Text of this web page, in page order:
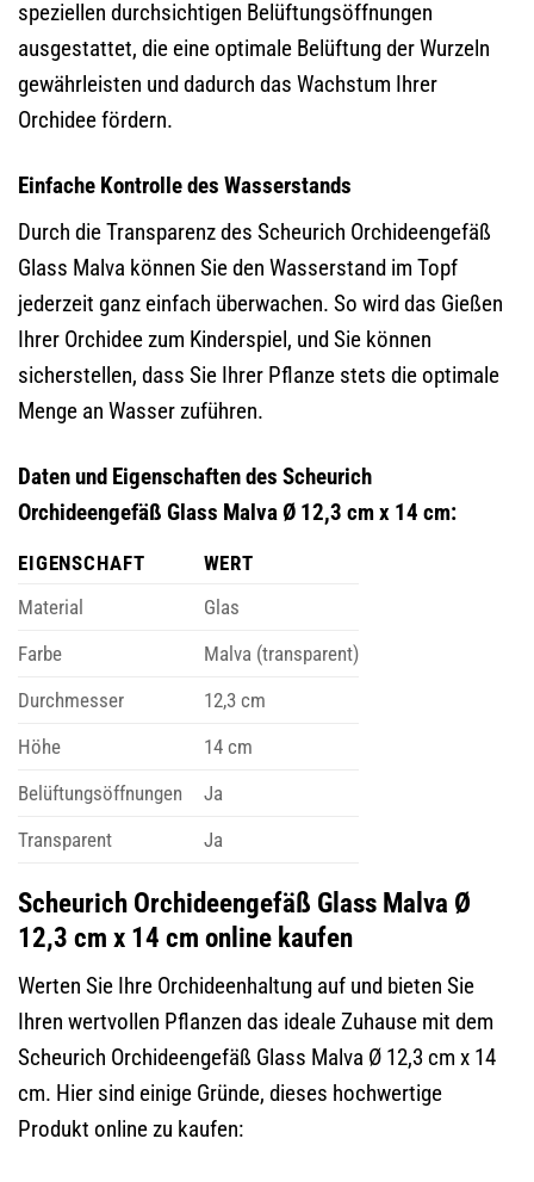
speziellen durchsichtigen Belüftungsöffnungen
ausgestattet, die eine optimale Belüftung der Wurzeln
gewährleisten und dadurch das Wachstum Ihrer
Orchidee fördern.
Einfache Kontrolle des Wasserstands
Durch die Transparenz des Scheurich Orchideengefäß
Glass Malva können Sie den Wasserstand im Topf
jederzeit ganz einfach überwachen. So wird das Gießen
Ihrer Orchidee zum Kinderspiel, und Sie können
sicherstellen, dass Sie Ihrer Pflanze stets die optimale
Menge an Wasser zuführen.
Daten und Eigenschaften des Scheurich
Orchideengefäß Glass Malva Ø 12,3 cm x 14 cm:
EIGENSCHAFT
WERT
Material
Glas
Farbe
Malva (transparent)
Durchmesser
12,3 cm
Höhe
14 cm
Belüftungsöffnungen
Ja
Transparent
Ja
Scheurich Orchideengefäß Glass Malva Ø
12,3 cm x 14 cm online kaufen
Werten Sie Ihre Orchideenhaltung auf und bieten Sie
Ihren wertvollen Pflanzen das ideale Zuhause mit dem
Scheurich Orchideengefäß Glass Malva Ø 12,3 cm x 14
cm. Hier sind einige Gründe, dieses hochwertige
Produkt online zu kaufen: